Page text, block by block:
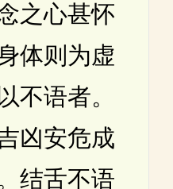
之心甚怀
体则为虚
不语者。
凶安危成
结舌不语